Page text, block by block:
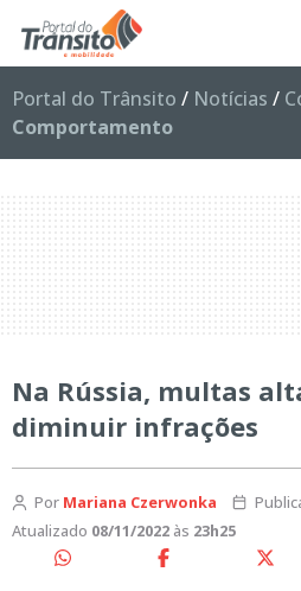
Portal do Trânsito / Notícias /
Comportamento
Na Rússia, multas
diminuir infrações
Por Mariana Czerwonka
Atualizado 08/11/2022 às 23h25